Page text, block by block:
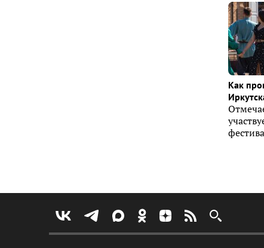
Как